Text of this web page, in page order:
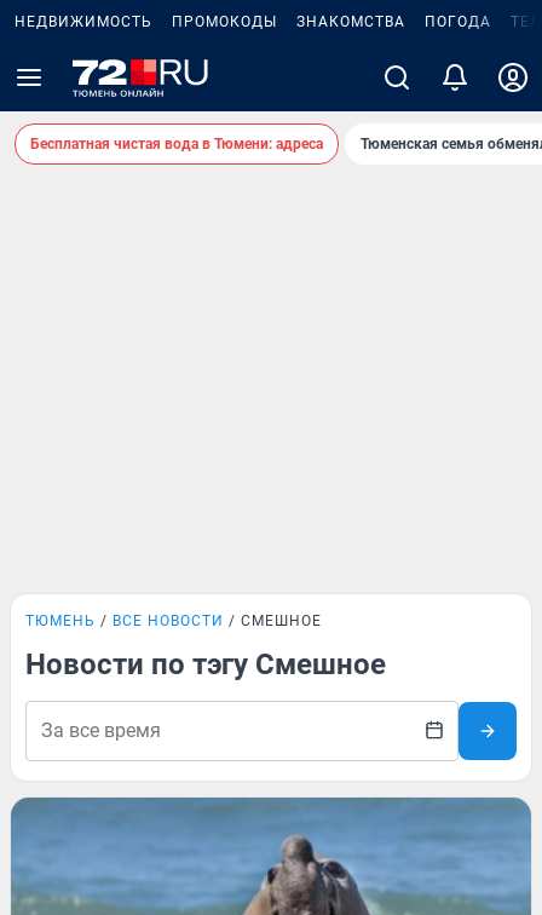
НЕДВИЖИМОСТЬ ПРОМОКОДЫ ЗНАКОМСТВА ПОГОДА
Бесплатная чистая вода в Тюмени: адреса Тюменская семья
ТЮМЕНЬ ВСЕ НОВОСТИ СМЕШНОЕ
Новости по тэгу Смешное